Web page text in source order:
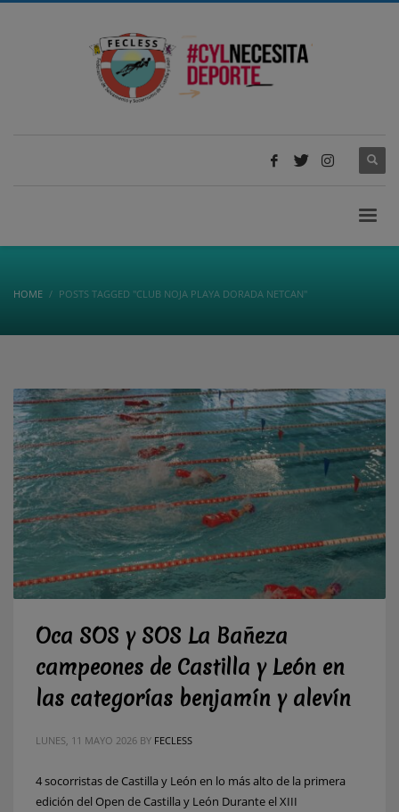
HOME POSTS TAGGED "CLUB NOJA PLAYA DORADA NETCAN"
Oca SOS y SOS La Bañeza
campeones de Castilla y León en
las categorías benjamín y alevín
LUNES, 11 MAYO 2026 BY FECLESS
4 socorristas de Castilla y León en lo más alto de la primera
edición del Open de Castilla y León Durante el XIII